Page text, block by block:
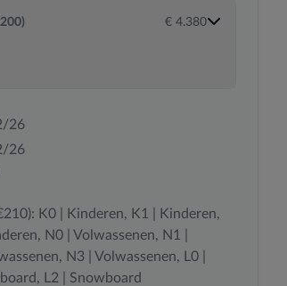
€ 4.380
26
26
K0 | Kinderen, K1 | Kinderen,
N0 | Volwassenen, N1 |
N3 | Volwassenen, L0 |
L2 | Snowboard